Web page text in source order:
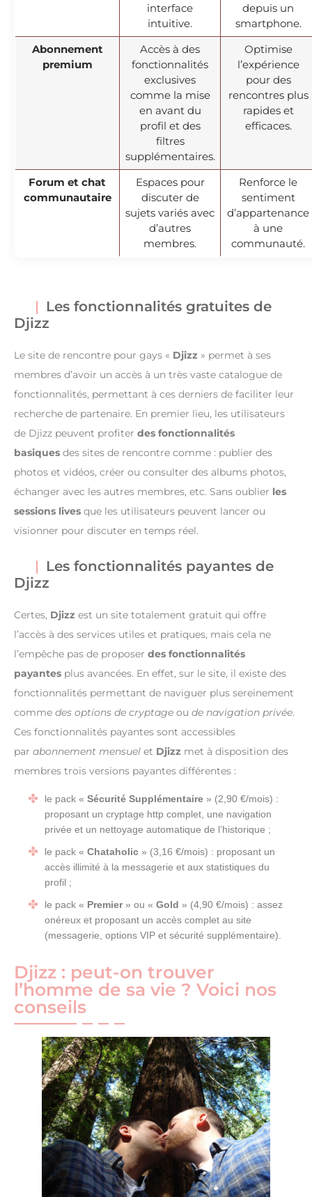
interface
intuitive.
depuis un
smartphone.
Abonnement
premium
Accès à des
fonctionnalités
exclusives
comme la mise
en avant du
profil et des
filtres
supplémentaires.
Optimise
l’expérience
pour des
rencontres plus
rapides et
efficaces.
Forum et chat
communautaire
Espaces pour
discuter de
sujets variés avec
d’autres
membres.
Renforce le
sentiment
d’appartenance
à une
communauté.
Les fonctionnalités gratuites de
Djizz
Le site de rencontre pour gays « Djizz » permet à ses
membres d’avoir un accès à un très vaste catalogue de
fonctionnalités, permettant à ces derniers de faciliter leur
recherche de partenaire. En premier lieu, les utilisateurs
de Djizz peuvent profiter des fonctionnalités
basiques des sites de rencontre comme : publier des
photos et vidéos, créer ou consulter des albums photos,
échanger avec les autres membres, etc. Sans oublier les
sessions lives que les utilisateurs peuvent lancer ou
visionner pour discuter en temps réel.
Les fonctionnalités payantes de
Djizz
Certes, Djizz est un site totalement gratuit qui offre
l’accès à des services utiles et pratiques, mais cela ne
l’empêche pas de proposer des fonctionnalités
payantes plus avancées. En effet, sur le site, il existe des
fonctionnalités permettant de naviguer plus sereinement
comme des options de cryptage ou de navigation privée.
Ces fonctionnalités payantes sont accessibles
par abonnement mensuel et Djizz met à disposition des
membres trois versions payantes différentes :
le pack « Sécurité Supplémentaire » (2,90 €/mois) :
proposant un cryptage http complet, une navigation
privée et un nettoyage automatique de l’historique ;
le pack « Chataholic » (3,16 €/mois) : proposant un
accès illimité à la messagerie et aux statistiques du
profil ;
le pack « Premier» ou « Gold » (4,90 €/mois) : assez
onéreux et proposant un accès complet au site
(messagerie, options VIP et sécurité supplémentaire).
Djizz : peut-on trouver
l’homme de sa vie ? Voici nos
conseils